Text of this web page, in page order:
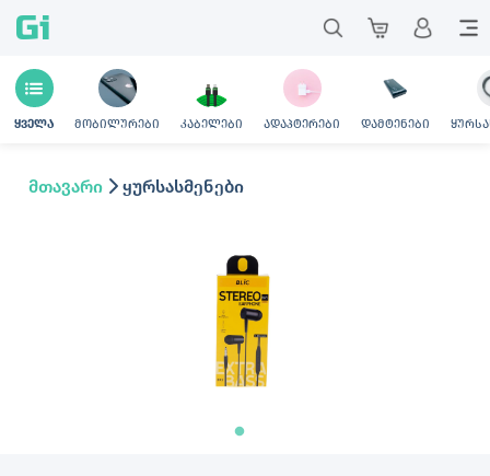
Gi
ყველა მობილურები კაბელები ადაპტერები დამტენები
მთავარი ყურსასმენები